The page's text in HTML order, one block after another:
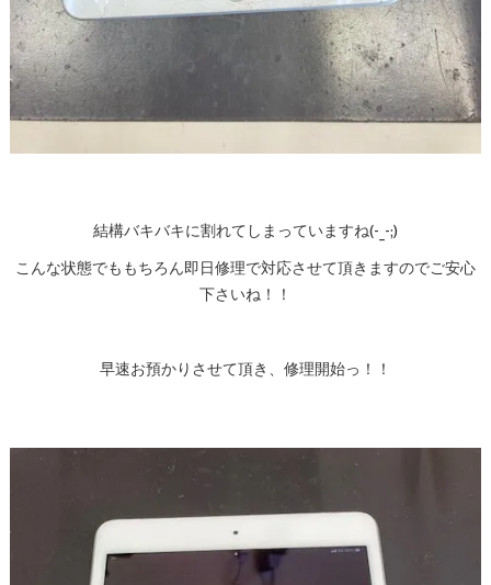
結構バキバキに割れてしまっていますね(-_-;)
こんな状態でももちろん即日修理で対応させて頂きますのでご安心
下さいね！！
早速お預かりさせて頂き、修理開始っ！！